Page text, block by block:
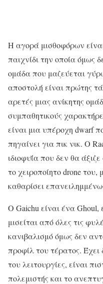
Η αγορά μισθοφόρων
παιχνίδι την οποία όμως
ομάδα που μαζεύεται
αποστολή είναι πρώτης
αρετές μιας ανίκητης
συμπαθητικούς
είναι μια υπέροχη dwarf
πηγαίνει για πικ νικ. Ο
ιδιοφυΐα που δεν θα
το χειροποίητο drone
καθαρίσει
Ο Gaichu είναι ένα
μισείται από όλες τις
κανιβαλισμό όμως δεν
προφίλ του τέρατος. Έχει
του λειτουργίες, είναι
πολεμιστής και το